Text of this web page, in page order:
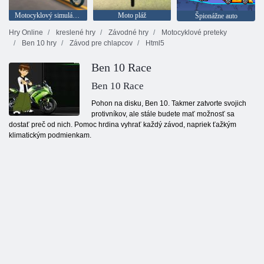
Motocyklový simulátor na diaľnici Moto pláž
Špionážne auto
Hry Online
kreslené hry Závodné hry
Motocyklové preteky
Ben 10 hry
Závod pre chlapcov Html5
Ben 10 Race
Ben 10 Race
Pohon na disku, Ben 10. Takmer zatvorte svojich
protivníkov, ale stále budete mať možnosť sa
dostať preč od nich. Pomoc hrdina vyhrať každý závod, napriek ťažkým
klimatickým podmienkam.